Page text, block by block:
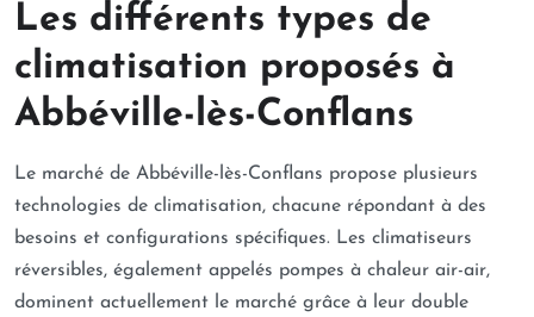
Les différents types de
climatisation proposés à
Abbéville-lès-Conflans
Le marché de Abbéville-lès-Conflans propose plusieurs
technologies de climatisation, chacune répondant à des
besoins et configurations spécifiques. Les climatiseurs
réversibles, également appelés pompes à chaleur air-air,
dominent actuellement le marché grâce à leur double